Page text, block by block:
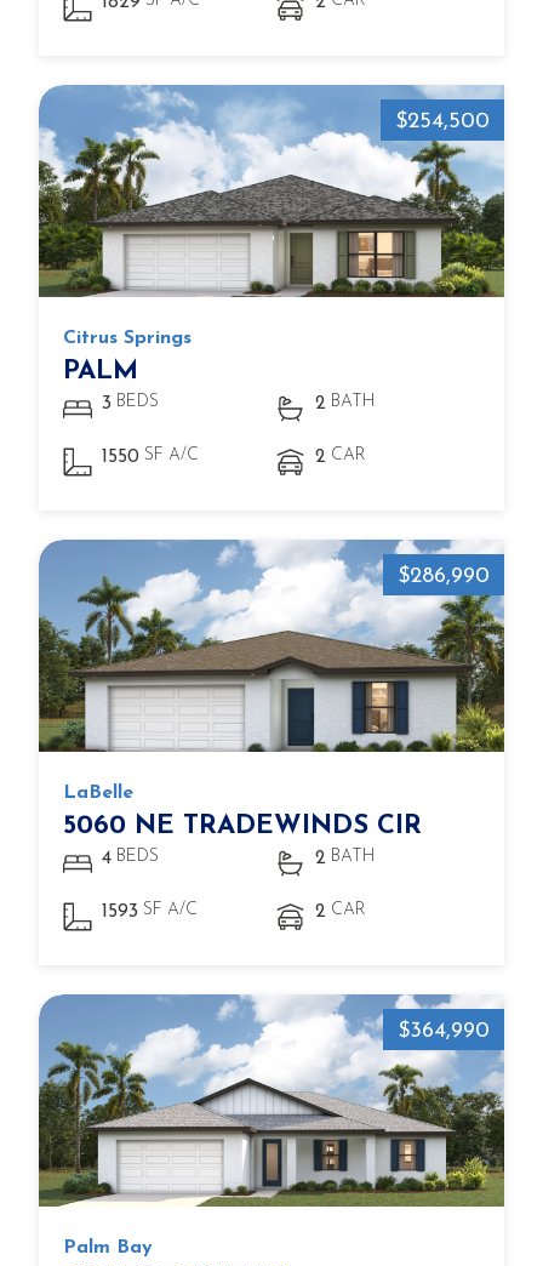
$254,500
Citrus Springs
PALM
3 BEDS 2 BATH
1550 SF A/C 2 CAR
$286,990
LaBelle
5060 NE TRADEWINDS CIR
4 BEDS 2 BATH
1593 SF A/C 2 CAR
$364,990
Palm Bay